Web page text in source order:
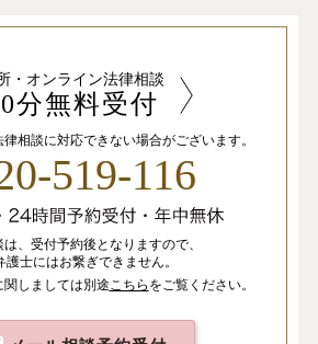
・オンライン法律相談
分無料受付
相談に対応できない場合がございます。
519-116
、 受付予約後となりますので、
護士にはお繋ぎできません。
関しましては別途 こちらをご覧ください。